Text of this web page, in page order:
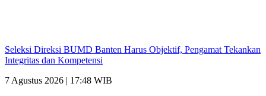
Seleksi Direksi BUMD Banten Harus Objektif, Pengamat Tekankan
Integritas dan Kompetensi
7 Agustus 2026 | 17:48 WIB